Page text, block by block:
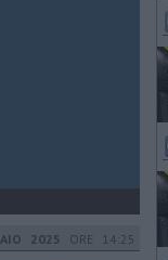
2025 ORE 14:25